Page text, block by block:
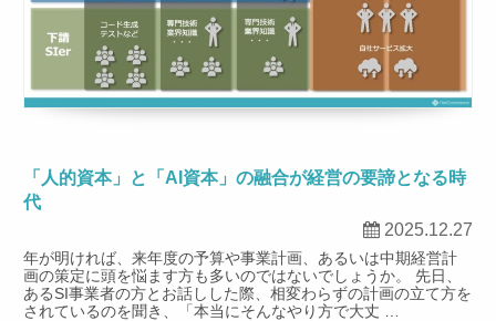
「人的資本」と「AI資本」の融合が経営の要諦となる時
代
2025.12.27
年が明ければ、来年度の予算や事業計画、あるいは中期経営計
画の策定に頭を悩ます方も多いのではないでしょうか。 先日、
あるSI事業者の方とお話しした際、相変わらずの計画の立て方を
されているのを聞き、「本当にそんなやり方で大丈 …